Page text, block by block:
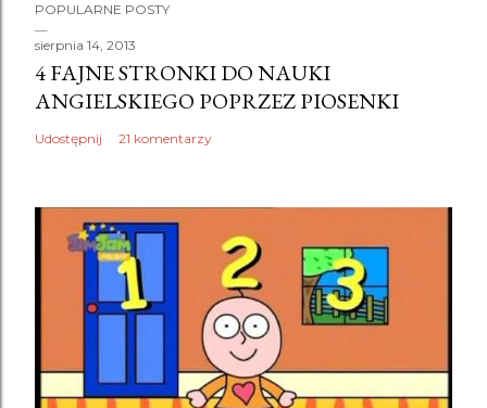
r
z
e
ś
l
k
POPULARNE POSTY
sierpnia 14, 2013
4 FAJNE STRONKI DO NAUKI
ANGIELSKIEGO POPRZEZ PIOSENKI
Udostępnij 21 komentarzy